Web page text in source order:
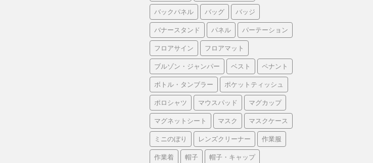
バックパネル バッグ バッジ
バナースタンド パネル パーテーション
フロアサイン フロアマット
ブルゾン・ジャンパー ベスト ペナント
ボトル・タンブラー ポケットティッシュ
ポロシャツ マウスパッド マグカップ
マグネットシート マスク マスクケース
ミニのぼり レンズクリーナー 作業服
作業着 帽子 帽子・キャップ